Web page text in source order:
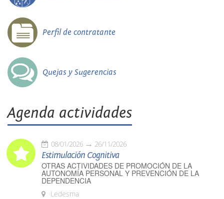
Perfil de contratante
Quejas y Sugerencias
Agenda actividades
08/01/2026 26/11/2026
Estimulación Cognitiva
OTRAS ACTIVIDADES DE PROMOCIÓN DE LA
AUTONOMÍA PERSONAL Y PREVENCIÓN DE LA
DEPENDENCIA
Ledesma